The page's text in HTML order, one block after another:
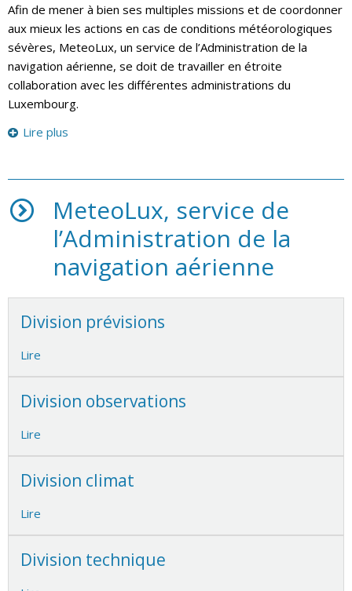
Afin de mener à bien ses multiples missions et de coordonner
aux mieux les actions en cas de conditions météorologiques
sévères, MeteoLux, un service de l’Administration de la
navigation aérienne, se doit de travailler en étroite
collaboration avec les différentes administrations du
Luxembourg.
Lire plus
MeteoLux, service de
l’Administration de la
navigation aérienne
Division prévisions
Lire
Division observations
Lire
Division climat
Lire
Division technique